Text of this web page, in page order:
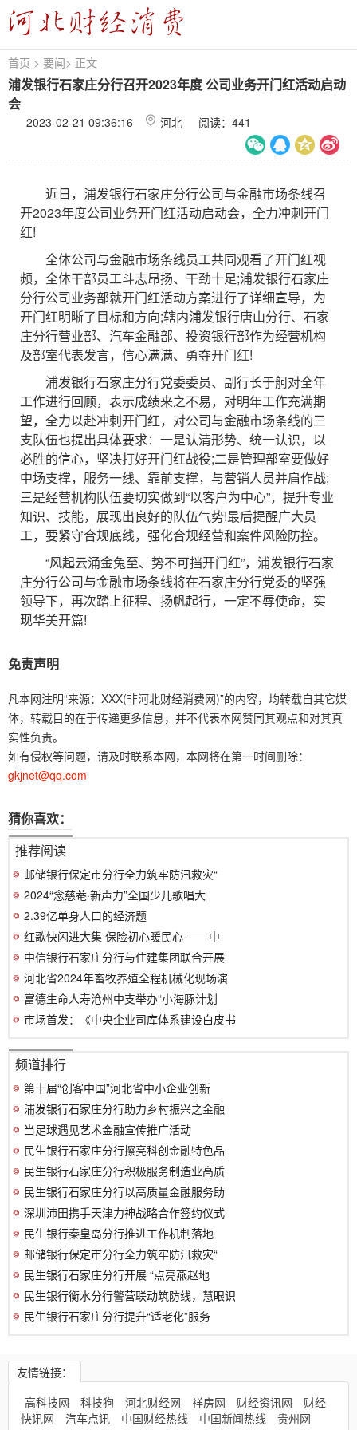
首页 > 要闻> 正文
浦发银行石家庄分行召开2023年度 公司业务开门红活动启动
会
2023-02-21 09:36:16 河北 阅读： 441
近日，浦发银行石家庄分行公司与金融市场条线召
开2023年度公司业务开门红活动启动会，全力冲刺开门
红!
全体公司与金融市场条线员工共同观看了开门红视
频，全体干部员工斗志昂扬、干劲十足;浦发银行石家庄
分行公司业务部就开门红活动方案进行了详细宣导，为
开门红明晰了目标和方向;辖内浦发银行唐山分行、石家
庄分行营业部、汽车金融部、投资银行部作为经营机构
及部室代表发言，信心满满、勇夺开门红!
浦发银行石家庄分行党委委员、副行长于舸对全年
工作进行回顾，表示成绩来之不易，对明年工作充满期
望，全力以赴冲刺开门红，对公司与金融市场条线的三
支队伍也提出具体要求：一是认清形势、统一认识，以
必胜的信心，坚决打好开门红战役;二是管理部室要做好
中场支撑，服务一线、靠前支撑，与营销人员并肩作战;
三是经营机构队伍要切实做到“以客户为中心”，提升专业
知识、技能，展现出良好的队伍气势!最后提醒广大员
工，要紧守合规底线，强化合规经营和案件风险防控。
“风起云涌金兔至、势不可挡开门红”，浦发银行石家
庄分行公司与金融市场条线将在石家庄分行党委的坚强
领导下，再次踏上征程、扬帆起行，一定不辱使命，实
现华美开篇!
免责声明
凡本网注明“来源：XXX(非河北财经消费网)”的内容，均转载自其它媒
体，转载目的在于传递更多信息，并不代表本网赞同其观点和对其真
实性负责。
如有侵权等问题，请及时联系本网，本网将在第一时间删除：
gkjnet@qq.com
猜你喜欢：
推荐阅读
邮储银行保定市分行全力筑牢防汛救灾“
2024“念慈菴·新声力”全国少儿歌唱大
2.39亿单身人口的经济题
红歌快闪进大集 保险初心暖民心 ——中
中信银行石家庄分行与住建集团联合开展
河北省2024年畜牧养殖全程机械化现场演
富德生命人寿沧州中支举办“小海豚计划
市场首发：《中央企业司库体系建设白皮书
频道排行
第十届“创客中国”河北省中小企业创新
浦发银行石家庄分行助力乡村振兴之金融
当足球遇见艺术金融宣传推广活动
民生银行石家庄分行擦亮科创金融特色品
民生银行石家庄分行积极服务制造业高质
民生银行石家庄分行以高质量金融服务助
深圳沛田携手天津力神战略合作签约仪式
民生银行秦皇岛分行推进工作机制落地
邮储银行保定市分行全力筑牢防汛救灾“
民生银行石家庄分行开展 “点亮燕赵地
民生银行衡水分行警营联动筑防线，慧眼识
民生银行石家庄分行提升“适老化”服务
友情链接：
高科技网
科技狗 河北财经网 祥房网 财经资讯网
财经
快讯网
汽车点讯 中国财经热线 中国新闻热线 贵州网